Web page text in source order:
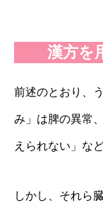
漢方を
前述のとおり、
み」は脾の異常
えられない」な
しかし、それら